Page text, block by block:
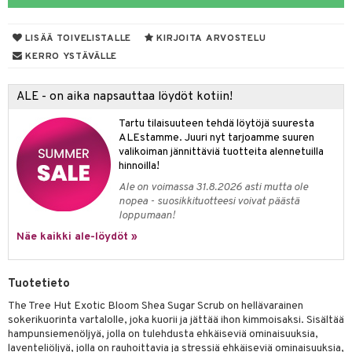
LISÄÄ TOIVELISTALLE
KIRJOITA ARVOSTELU
KERRO YSTÄVÄLLE
ALE - on aika napsauttaa löydöt kotiin!
Tartu tilaisuuteen tehdä löytöjä suuresta
ALEstamme. Juuri nyt tarjoamme suuren
valikoiman jännittäviä tuotteita alennetuilla
hinnoilla!
Ale on voimassa 31.8.2026 asti mutta ole
nopea - suosikkituotteesi voivat päästä
loppumaan!
Näe kaikki ale-löydöt »
Tuotetieto
The Tree Hut Exotic Bloom Shea Sugar Scrub on hellävarainen
sokerikuorinta vartalolle, joka kuorii ja jättää ihon kimmoisaksi. Sisältää
hampunsiemenöljyä, jolla on tulehdusta ehkäiseviä ominaisuuksia,
laventeliöljyä, jolla on rauhoittavia ja stressiä ehkäiseviä ominaisuuksia,
tuotteet
shave balm
shave lotion
de cologne
poisto
hoito
10
& vastauksia